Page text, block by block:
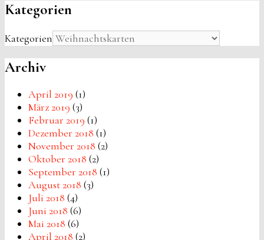
Kategorien
Kategorien
Archiv
April 2019 (1)
März 2019 (3)
Februar 2019 (1)
Dezember 2018 (1)
November 2018 (2)
Oktober 2018 (2)
September 2018 (1)
August 2018 (3)
Juli 2018 (4)
Juni 2018 (6)
Mai 2018 (6)
April 2018 (2)